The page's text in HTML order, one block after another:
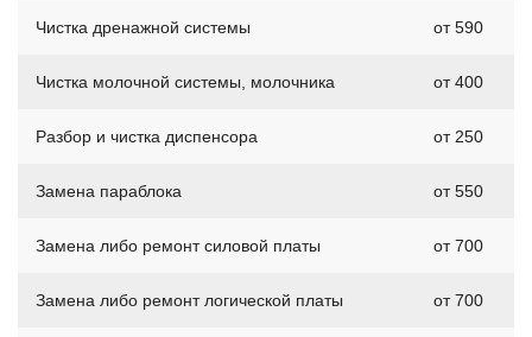
Чистка дренажной системы от 590
Чистка молочной системы, молочника от 400
Разбор и чистка диспенсора от 250
Замена параблока от 550
Замена либо ремонт силовой платы от 700
Замена либо ремонт логической платы от 700